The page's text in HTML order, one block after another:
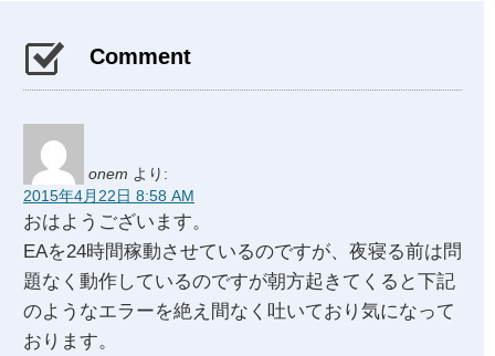
Comment
onem より:
2015年4月22日 8:58 AM
おはようございます。
EAを24時間稼動させているのですが、夜寝る前は問
題なく動作しているのですが朝方起きてくると下記
のようなエラーを絶え間なく吐いており気になって
おります。